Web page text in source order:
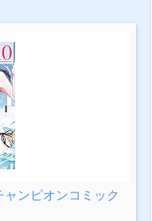
ンピオンコミック